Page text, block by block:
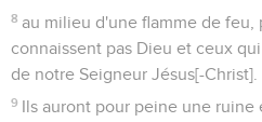
8 au milieu d'une flamme de
connaissent pas Dieu et ceux
de notre Seigneur Jésus[-Christ].
9 Ils auront pour peine une ruine